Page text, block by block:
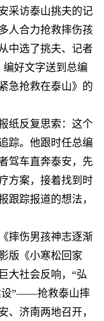
采访泰山挑夫的记
人合力抢救摔伤孩
中选了挑夫、记者
好文字送到总编
急抢救在泰山》的
纸反复思索：这个
踪。他跟时任总编
驾车直奔泰安，先
方案，接着找到时
跟踪报道的想法，
摔伤男孩神志逐渐
版《小寒松回家
大社会反响，“弘
设”——抢救泰山摔
、济南两地召开，